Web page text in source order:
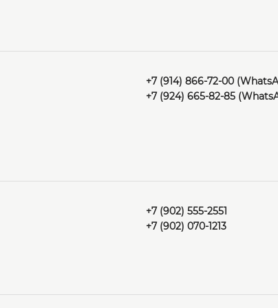
+7 (914) 866-72-00
+7 (924) 665-82-85
+7 (902) 555-2551
+7 (902) 070-1213